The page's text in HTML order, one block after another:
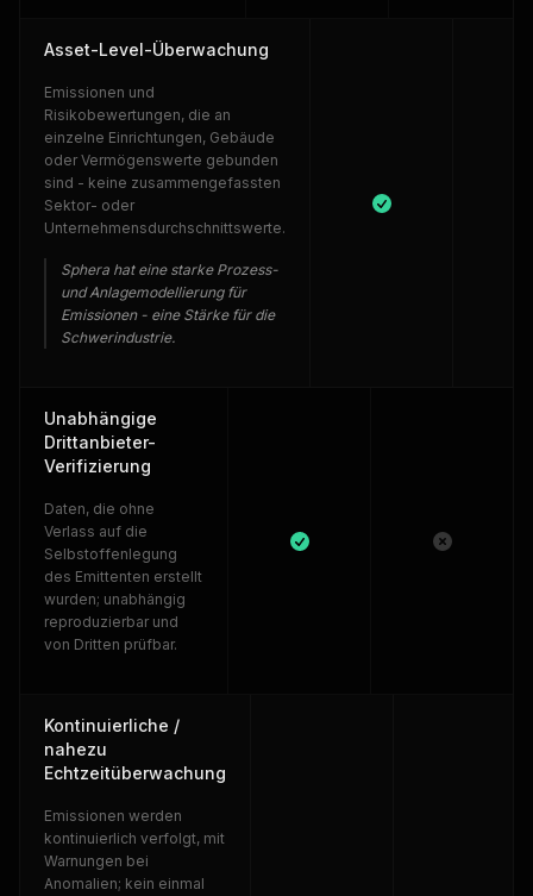
Asset-Level-Überwachung
Emissionen und
Risikobewertungen, die an
einzelne Einrichtungen, Gebäude
oder Vermögenswerte gebunden
sind - keine zusammengefassten
Sektor- oder
Unternehmensdurchschnittswerte.
Sphera hat eine starke Prozess-
und Anlagemodellierung für
Emissionen - eine Stärke für die
Schwerindustrie.
Unabhängige
Drittanbieter-
Verifizierung
Daten, die ohne
Verlass auf die
Selbstoffenlegung
des Emittenten erstellt
wurden; unabhängig
reproduzierbar und
von Dritten prüfbar.
Kontinuierliche /
nahezu
Echtzeitüberwachung
Emissionen werden
kontinuierlich verfolgt, mit
Warnungen bei
Anomalien; kein einmal